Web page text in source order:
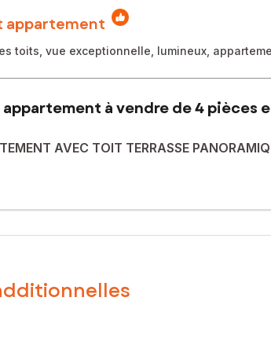
appartement
toits, vue exceptionnelle, lumineux,
à vendre de 4 pièces
AVEC TOIT TERRASSE
85 m² offre une luminosité exceptionnelle,
routiers, des bus et commodités, ce bien